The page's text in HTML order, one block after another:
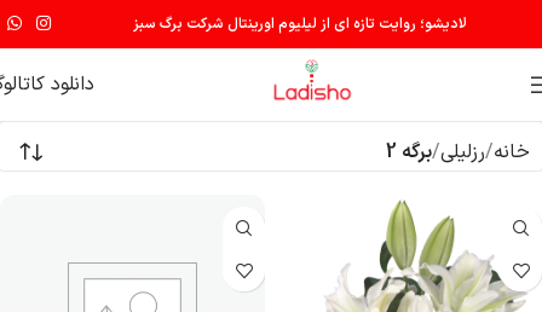
لادیشو؛ روایت تازه ای از لیلیوم اورینتال شرکت برگ سبز
دانلود
خانه رزلیلی برگه 2